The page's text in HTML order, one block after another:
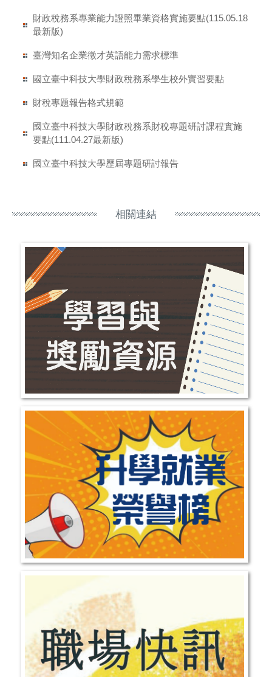
財政稅務系專業能力證照畢業資格實施要點(115.05.18
最新版)
臺灣知名企業徵才英語能力需求標準
國立臺中科技大學財政稅務系學生校外實習要點
財稅專題報告格式規範
國立臺中科技大學財政稅務系財稅專題研討課程實施
要點(111.04.27最新版)
國立臺中科技大學歷屆專題研討報告
相關連結